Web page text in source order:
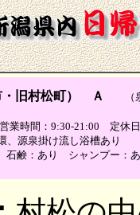
・旧村松町） Ａ （泉
時間：9:30-21:00 定休
、源泉掛け流し浴槽あり
鹸：あり シャンプー：